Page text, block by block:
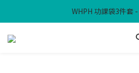
滿$300免本地運
WHPH 功課袋3件套
滿$300免本地運